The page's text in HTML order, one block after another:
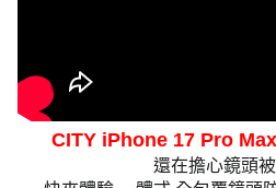
CITY iPhone 17 Pro
還在擔心鏡頭